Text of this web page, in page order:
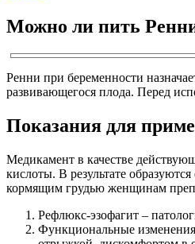
Можно ли пить
Ренни при беременности
развивающегося плода. Перед
Показания для
Медикамент в качестве
кислоты. В результате
кормящим грудью женщинам
Рефлюкс-эзофагит –
Функциональные